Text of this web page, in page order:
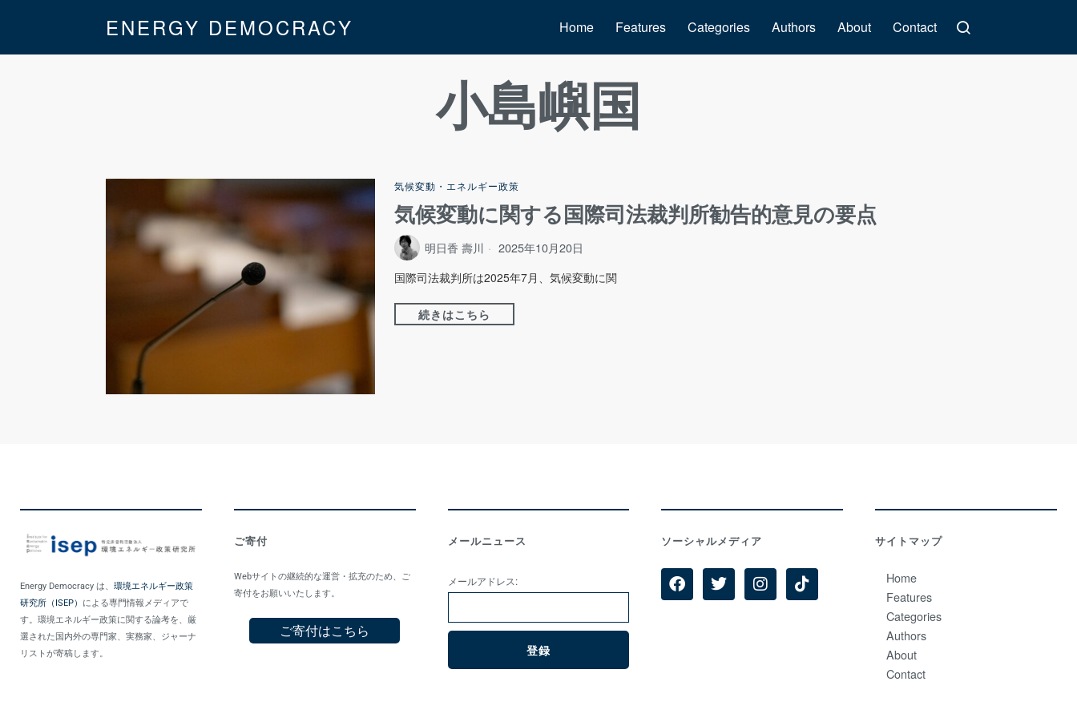
ENERGY DEMOCRACY Home Features Categories Authors About Contact
小島嶼国
気候変動・エネルギー政策
気候変動に関する国際司法裁判所勧告的意見の要点
明日香 壽川 2025年10月20日
国際司法裁判所は2025年7月、気候変動に関
続きはこちら
Energy Democracy は、 環境エネルギー政策
研究所（ISEP） による専門情報メディアで
す。環境エネルギー政策に関する論考を、厳
選された国内外の専門家、実務家、ジャーナ
リストが寄稿します。
ご寄付
Webサイトの継続的な運営・拡充のため、ご
寄付をお願いいたします。
ご寄付はこちら
メールニュース
メールアドレス:
ソーシャルメディア サイトマップ
Home
Features
Categories
Authors
About
Contact